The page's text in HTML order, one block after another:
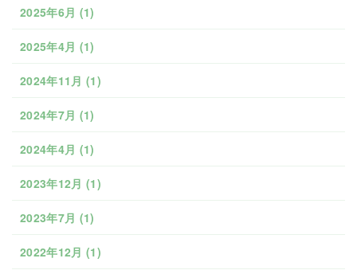
2025年6月 (1)
2025年4月 (1)
2024年11月 (1)
2024年7月 (1)
2024年4月 (1)
2023年12月 (1)
2023年7月 (1)
2022年12月 (1)